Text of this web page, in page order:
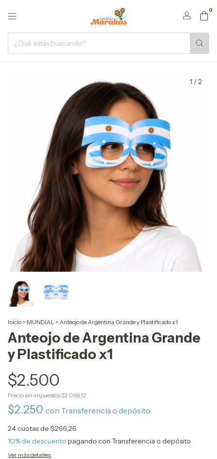
0
1 /2
Inicio > MUNDIAL > Anteojo de Argentina Grande y Plastificado x1
Anteojo de Argentina Grande
y Plastificado x1
$2.500
Precio sin impuestos $2.066,12
$2.250 con Transferencia o depósito
24cuotas de $266,26
10% de descuento pagando con Transferencia o depósito
Ver más detalles